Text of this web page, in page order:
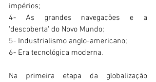
impérios;
4- As grandes navegações e a
'descoberta' do Novo Mundo;
5- Industrialismo anglo-americano;
6- Era tecnológica moderna.
Na primeira etapa da globalização